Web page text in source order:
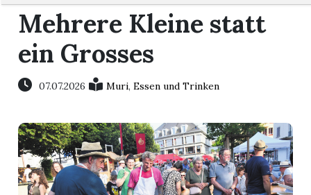
Immobilien
Veranstaltungen
Stellen
E-
Paper
Mehrere Kleine statt
ein Grosses
07.07.2026 Muri,Essen und Trinken